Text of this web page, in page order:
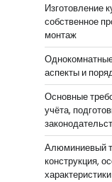
Изготовление
собственное
монтаж
аспекты и
Основные
учёта,
Алюминиевый
конструкция,
характеристики